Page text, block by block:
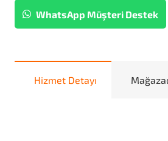
WhatsApp Müşteri Destek
Hizmet Detayı